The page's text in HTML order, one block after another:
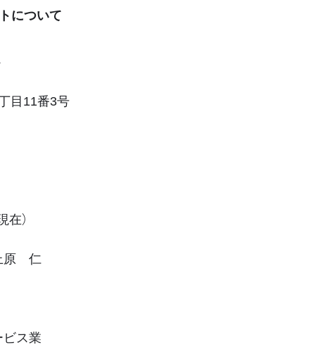
について
目11番3号
）
原 仁
ス業